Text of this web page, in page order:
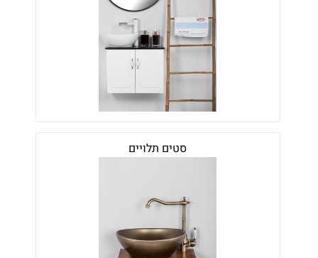
סטים תלויים